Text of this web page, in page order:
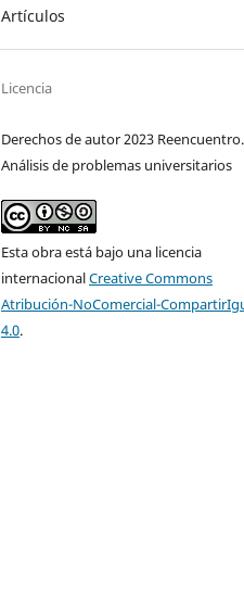
Artículos
Licencia
Derechos de autor 2023 Reencuentro.
Análisis de problemas universitarios
Esta obra está bajo una licencia
internacionalCreative Commons
Atribución-NoComercial-
4.0.